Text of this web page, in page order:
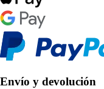
Envío y devolución